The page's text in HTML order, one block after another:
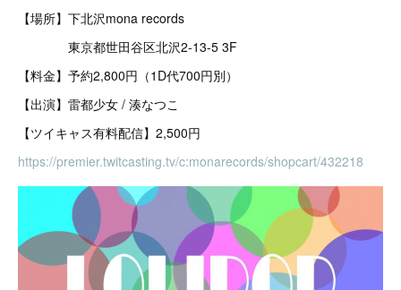
【場所】下北沢mona records
東京都世田谷区北沢2-13-5 3F
【料金】予約2,800円（1D代700円別）
【出演】雷都少女 / 湊なつこ
【ツイキャス有料配信】2,500円
https://premier.twitcasting.tv/c:monarecords/shopcart/432218